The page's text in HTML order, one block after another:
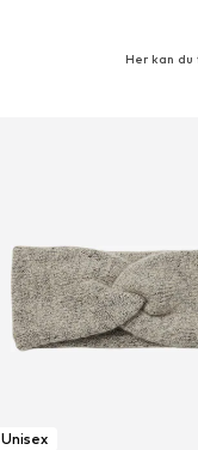
Her kan
Unisex